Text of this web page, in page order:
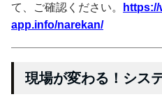
て、ご確認ください。
app.info/narekan/
現場が変わる！シス